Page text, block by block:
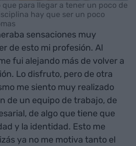
que para llegar a tener un poco de
hay que ser un poco
sensaciones muy
de esto mi profesión. Al
fui alejando más de volver a
Lo disfruto, pero de otra
me siento muy realizado
de un equipo de trabajo, de
de algo que tiene que
y la identidad. Esto me
ya no me motiva tanto el